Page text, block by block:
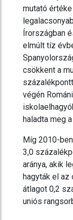
mutató
Írországban
elmúlt tíz
csökkent a
végén
haladta meg
Míg 2010-
3,0
aránya, akik
hagyták el az
átlagot 0,2
uniós